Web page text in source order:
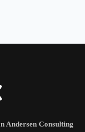
Andersen Consulting